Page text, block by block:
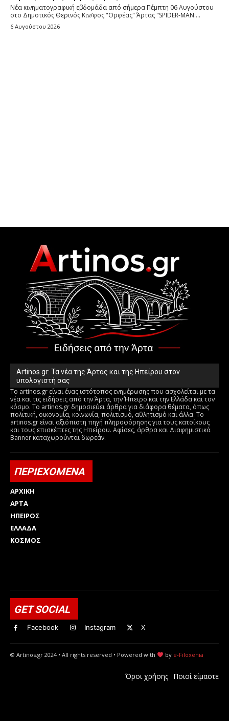
Artinos.gr: Τα νέα της Άρτας και της Ηπείρου στον
υπολογιστή σας
Το artinos.gr είναι ένας ιστότοπος ενημέρωσης που ασχολείται με τα
νέα και τις ειδήσεις από την Άρτα, την Ήπειρο και την Ελλάδα και τον
κόσμο. Το artinos.gr δημοσιεύει άρθρα για διάφορα θέματα, όπως
πολιτική, οικονομία, κοινωνία, πολιτισμό, αθλητισμό και άλλα. Το
artinos.gr είναι αξιόπιστη πηγή πληροφόρησης για τους κατοίκους
και τους επισκέπτες της Ηπείρου. Αφίσες, άρθρα και Διαφημιστικά
Banner καταχωρούνται δωρεάν.
ΠΕΡΙΕΧΟΜΕΝΑ
ΑΡΧΙΚΗ
ΑΡΤΑ
ΗΠΕΙΡΟΣ
ΕΛΛΑΔΑ
ΚΟΣΜΟΣ
GET SOCIAL
Facebook Instagram X
© Artinos.gr 2024 • All rights reserved • Powered with by e-Filoxenia
Όροι χρήσης Ποιοί είμαστε